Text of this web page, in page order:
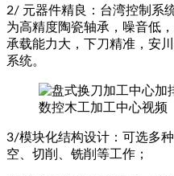
2/ 元器件精良：台湾控制系
为高精度陶瓷轴承，噪音低
承载能力大，下刀精准，安
系统。
数控木工加工中心视频
3/模块化结构设计：可选多
空、切削、铣削等工作；